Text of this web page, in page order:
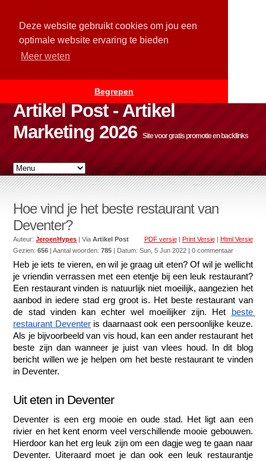
Deze website gebruikt cookies om jou een
optimale website ervaring te bieden
Meer weten
Begrepen
Artikel Post - Artikel
Marketing 2026
Site voor gratis promotie en backlinks
Hoe vind je het beste restaurant van
Deventer?
PDF versie| Print Versie| Html Versie
Auteur:JeroenHypes | ViaArtikel Post
Gezien:656 | Aantal woorden:785 | Datum:Sun, 5 Jun 2022 | 0 commentaar
Heb je iets te vieren, en wil je graag uit eten? Of wil je wellicht
je vriendin verrassen met een etentje bij een leuk restaurant?
Een restaurant vinden is natuurlijk niet moeilijk, aangezien het
aanbod in iedere stad erg groot is. Het beste restaurant van
de stad vinden kan echter wel moeilijker zijn. Het
beste
restaurant Deventer is daarnaast ook een persoonlijke keuze.
Als je bijvoorbeeld van vis houd, kan een ander restaurant het
beste zijn dan wanneer je juist van vlees houd. In dit blog
bericht willen we je helpen om het beste restaurant te vinden
in Deventer.
Uit eten in Deventer
Deventer is een erg mooie en oude stad. Het ligt aan een
rivier en het kent enorm veel verschillende mooie gebouwen.
Hierdoor kan het erg leuk zijn om een dagje weg te gaan naar
Deventer. Uiteraard moet je dan ook een leuk restaurantje